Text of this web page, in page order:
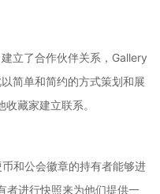
立了合作伙伴关系，Gallery
简单和简约的方式策划和展
藏家建立联系。
和公会徽章的持有者能够进
者进行快照来为他们提供一